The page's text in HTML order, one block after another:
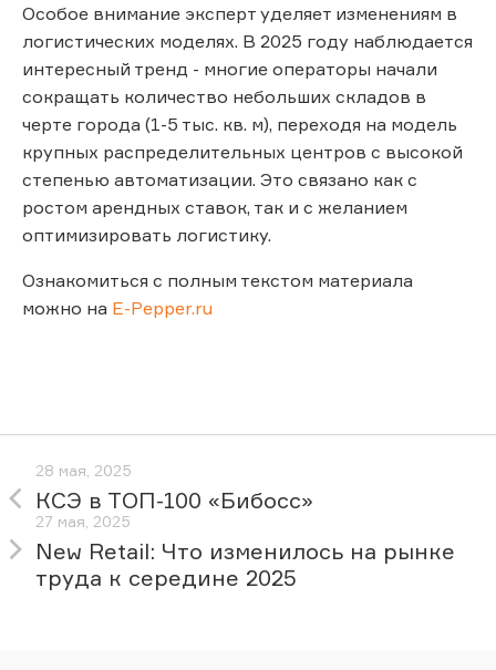
Особое внимание эксперт уделяет изменениям в
логистических моделях. В 2025 году наблюдается
интересный тренд - многие операторы начали
сокращать количество небольших складов в
черте города (1-5 тыс. кв. м), переходя на модель
крупных распределительных центров с высокой
степенью автоматизации. Это связано как с
ростом арендных ставок, так и с желанием
оптимизировать логистику.
Ознакомиться с полным текстом материала
можно на E-Pepper.ru
28 мая, 2025
КСЭ в ТОП-100 «Бибосс»
27 мая, 2025
New Retail: Что изменилось на рынке
труда к середине 2025